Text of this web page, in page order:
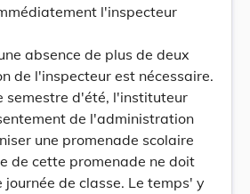
l'inspecteur
absence de plus de deux
de l'inspecteur est nécessaire.
semestre d'été, l'instituteur
de l'administration
une promenade scolaire
de cette promenade ne doit
journée de classe. Le temps' y